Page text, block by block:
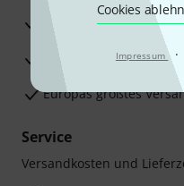
Cookies
Impressum ·
Beratung durch
Zufriedenheitsgarantie
Europas größtes
Service
Versandkosten und